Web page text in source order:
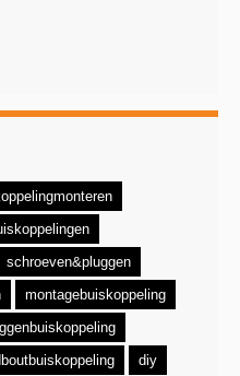
schroeven&pluggen
montagebuiskoppeling
diy